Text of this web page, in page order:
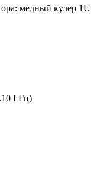
медный кулер 1U
ГГц)